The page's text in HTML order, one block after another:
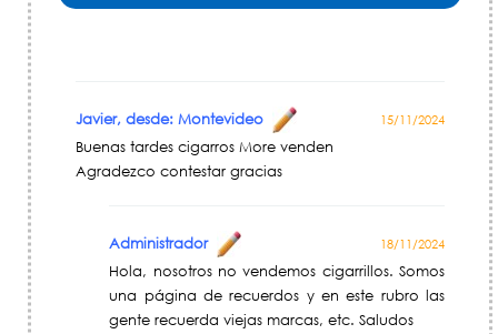
Javier, desde: Montevideo 15/11/2024
Buenas tardes cigarros More venden
Agradezco contestar gracias
Administrador 18/11/2024
Hola, nosotros no vendemos cigarrillos. Somos
una página de recuerdos y en este rubro las
gente recuerda viejas marcas, etc. Saludos